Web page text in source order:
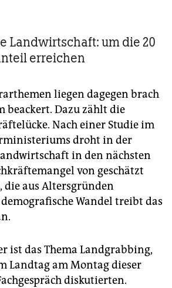
Landwirtschaft: um die 20
erreichen
liegen dagegen brach
beackert. Dazu zählt die
Nach einer Studie im
droht in der
in den nächsten
von geschätzt
die aus Altersgründen
Wandel treibt das
ist das Thema Landgrabbing,
Landtag am Montag dieser
diskutierten.